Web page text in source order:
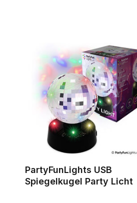
PartyFunLights USB
Spiegelkugel Party Licht